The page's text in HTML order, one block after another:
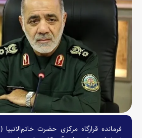
فرمانده قرارگاه مرکزی حضرت